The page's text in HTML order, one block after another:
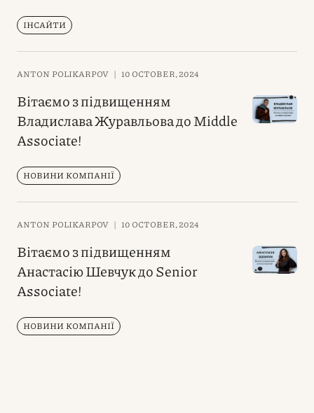
ІНСАЙТИ
ANTON POLIKARPOV | 10 OCTOBER, 2024
Вітаємо з підвищенням
Владислава Журавльова до Middle
Associate!
НОВИНИ КОМПАНІЇ
ANTON POLIKARPOV | 10 OCTOBER, 2024
Вітаємо з підвищенням
Анастасію Шевчук до Senior
Associate!
НОВИНИ КОМПАНІЇ